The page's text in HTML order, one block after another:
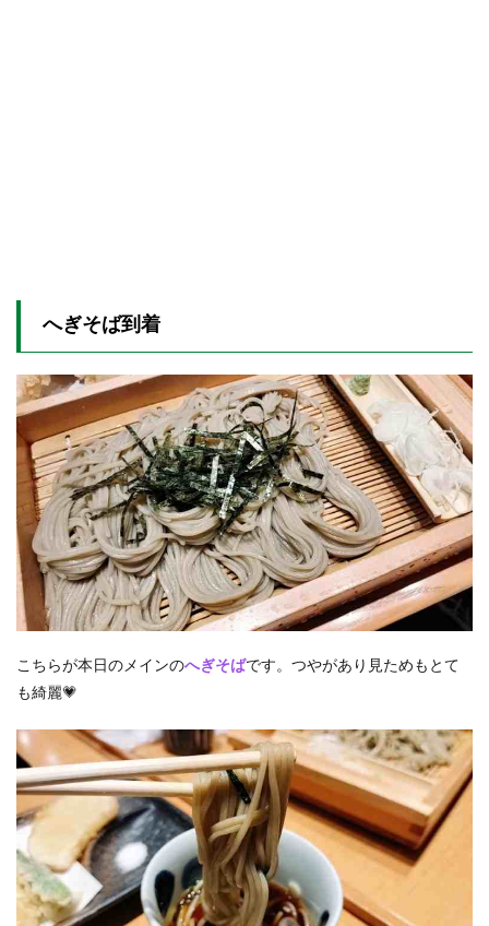
へぎそば到着
こちらが本日のメインのへぎそばです。つやがあり見ためもとて
も綺麗💗